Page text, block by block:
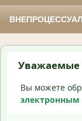
Уважаемые
Вы можете